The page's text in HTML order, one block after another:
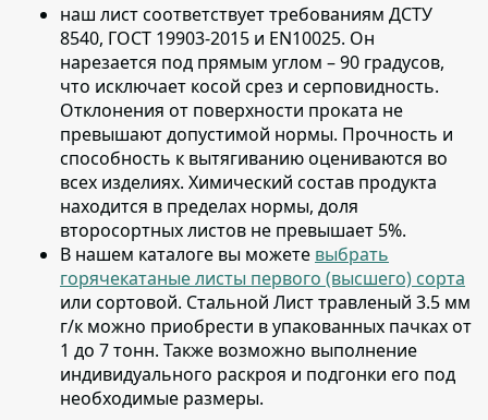
наш лист соответствует требованиям ДСТУ
8540, ГОСТ 19903-2015 и EN10025. Он
нарезается под прямым углом – 90 градусов,
что исключает косой срез и серповидность.
Отклонения от поверхности проката не
превышают допустимой нормы. Прочность и
способность к вытягиванию оцениваются во
всех изделиях. Химический состав продукта
находится в пределах нормы, доля
второсортных листов не превышает 5%.
В нашем каталоге вы можете выбрать
горячекатаные листы первого (высшего) сорта
или сортовой. Стальной Лист травленый 3.5 мм
г/к можно приобрести в упакованных пачках от
1 до 7 тонн. Также возможно выполнение
индивидуального раскроя и подгонки его под
необходимые размеры.